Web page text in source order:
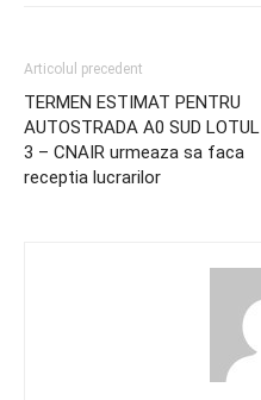
Articolul precedent
TERMEN ESTIMAT PENTRU
AUTOSTRADA A0 SUD LOTUL
3 – CNAIR urmeaza sa faca
receptia lucrarilor